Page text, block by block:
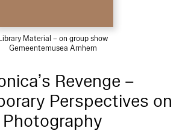
Material – on group show
Gemeentemusea Arnhem
Revenge –
Perspectives on
Photography